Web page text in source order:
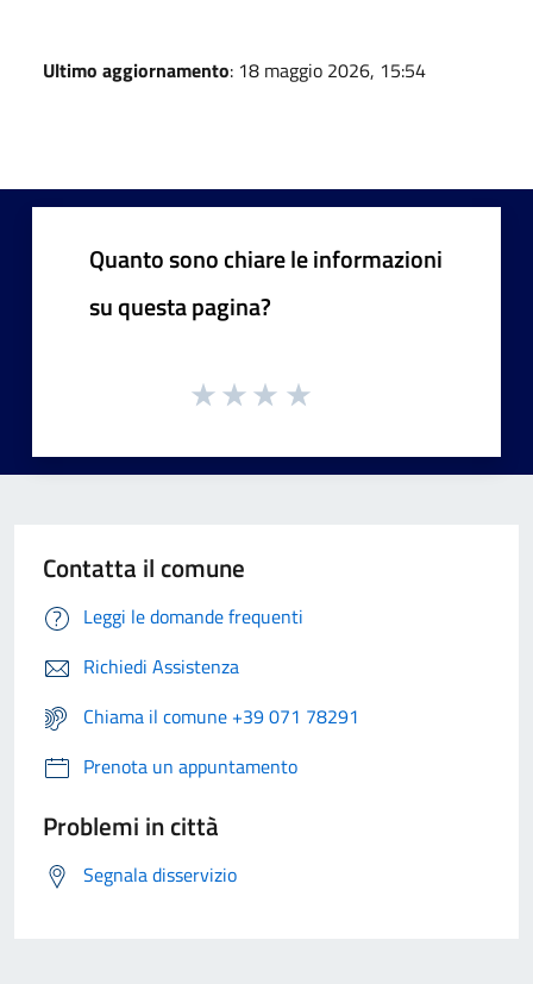
Ultimo aggiornamento: 18 maggio 2026, 15:54
Quanto sono chiare le informazioni
su questa pagina?
Contatta il comune
Leggi le domande frequenti
Richiedi Assistenza
Chiama il comune +39 071 78291
Prenota un appuntamento
Problemi in città
Segnala disservizio